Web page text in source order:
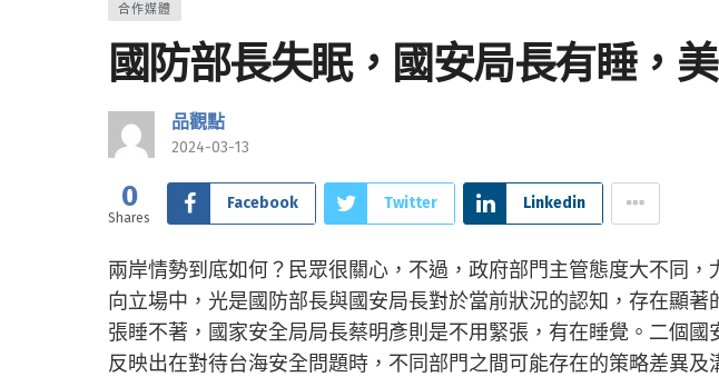
合作媒體
國防部長失眠，國安局長有睡，
品觀點
2024-03-13
0
Shares
Facebook Twitter Linkedin
兩岸情勢到底如何？民眾很關心，不過，政府部門主管態度大不同，
向立場中，光是國防部長與國安局長對於當前狀況的認知，存在顯著
張睡不著，國家安全局局長蔡明彥則是不用緊張，有在睡覺。二個國
反映出在對待台海安全問題時，不同部門之間可能存在的策略差異及